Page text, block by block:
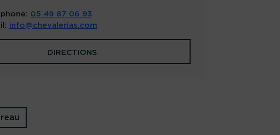
05 49 87 06 93
info@chevalerias.com
DIRECTIONS